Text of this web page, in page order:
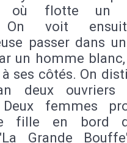
où flotte un
On voit
passer dans
un homme
ses côtés. On
deux ouvriers
femmes
fille en bord
Grande